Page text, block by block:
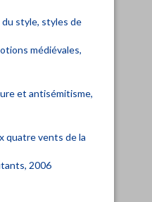
style, styles de
médiévales,
et antisémitisme,
quatre vents de la
2006